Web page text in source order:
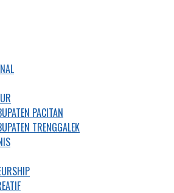
PACITAN
TRENGGALEK